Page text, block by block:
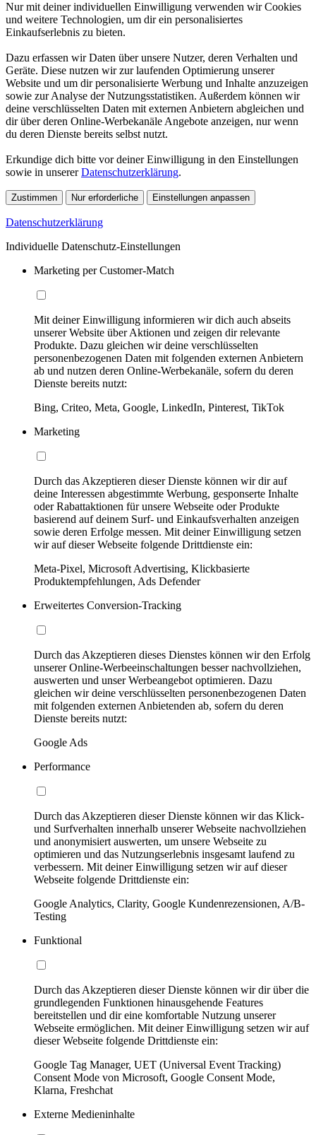
Nur mit deiner individuellen Einwilligung verwenden wir Cookies
und weitere Technologien, um dir ein personalisiertes
Einkaufserlebnis zu bieten.
Dazu erfassen wir Daten über unsere Nutzer, deren Verhalten und
Geräte. Diese nutzen wir zur laufenden Optimierung unserer
Website und um dir personalisierte Werbung und Inhalte anzuzeigen
sowie zur Analyse der Nutzungsstatistiken. Außerdem können wir
deine verschlüsselten Daten mit externen Anbietern abgleichen und
dir über deren Online-Werbekanäle Angebote anzeigen, nur wenn
du deren Dienste bereits selbst nutzt.
Erkundige dich bitte vor deiner Einwilligung in den Einstellungen
sowie in unsererDatenschutzerklärung.
Zustimmen Nur erforderliche Einstellungen anpassen
Datenschutzerklärung
Individuelle Datenschutz-Einstellungen
Marketing per Customer-Match
Mit deiner Einwilligung informieren wir dich auch abseits
unserer Website über Aktionen und zeigen dir relevante
Produkte. Dazu gleichen wir deine verschlüsselten
personenbezogenen Daten mit folgenden externen Anbietern
ab und nutzen deren Online-Werbekanäle, sofern du deren
Dienste bereits nutzt:
Bing, Criteo, Meta, Google, LinkedIn, Pinterest, TikTok
Marketing
Durch das Akzeptieren dieser Dienste können wir dir auf
deine Interessen abgestimmte Werbung, gesponserte Inhalte
oder Rabattaktionen für unsere Webseite oder Produkte
basierend auf deinem Surf- und Einkaufsverhalten anzeigen
sowie deren Erfolge messen. Mit deiner Einwilligung setzen
wir auf dieser Webseite folgende Drittdienste ein:
Meta-Pixel, Microsoft Advertising, Klickbasierte
Produktempfehlungen, Ads Defender
Erweitertes Conversion-Tracking
Durch das Akzeptieren dieses Dienstes können wir den Erfolg
unserer Online-Werbeeinschaltungen besser nachvollziehen,
auswerten und unser Werbeangebot optimieren. Dazu
gleichen wir deine verschlüsselten personenbezogenen Daten
mit folgenden externen Anbietenden ab, sofern du deren
Dienste bereits nutzt:
Google Ads
Performance
Durch das Akzeptieren dieser Dienste können wir das Klick-
und Surfverhalten innerhalb unserer Webseite nachvollziehen
und anonymisiert auswerten, um unsere Webseite zu
optimieren und das Nutzungserlebnis insgesamt laufend zu
verbessern. Mit deiner Einwilligung setzen wir auf dieser
Webseite folgende Drittdienste ein:
Google Analytics, Clarity, Google Kundenrezensionen, A/B-
Testing
Funktional
Durch das Akzeptieren dieser Dienste können wir dir über die
grundlegenden Funktionen hinausgehende Features
bereitstellen und dir eine komfortable Nutzung unserer
Webseite ermöglichen. Mit deiner Einwilligung setzen wir auf
dieser Webseite folgende Drittdienste ein:
Google Tag Manager, UET (Universal Event Tracking)
Consent Mode von Microsoft, Google Consent Mode,
Klarna, Freshchat
Externe Medieninhalte